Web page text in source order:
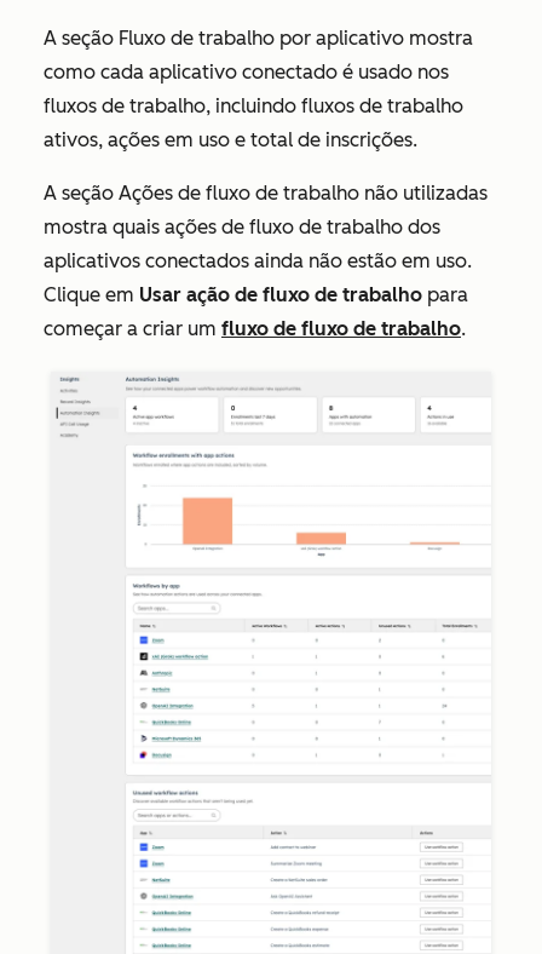
A seção Fluxo de trabalho por aplicativo mostra
como cada aplicativo conectado é usado nos
fluxos de trabalho, incluindo fluxos de trabalho
ativos, ações em uso e total de inscrições.
A seção Ações de fluxo de trabalho não utilizadas
mostra quais ações de fluxo de trabalho dos
aplicativos conectados ainda não estão em uso.
Clique em Usar ação de fluxo de trabalho para
começar a criar um fluxo de fluxo de trabalho.